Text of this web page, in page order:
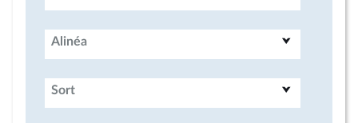
Alinéa
Sort